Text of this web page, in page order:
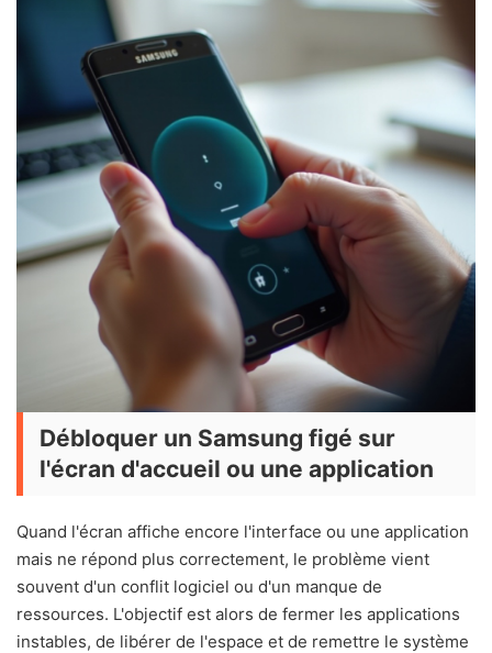
Débloquer un Samsung figé sur
l'écran d'accueil ou une application
Quand l'écran affiche encore l'interface ou une application
mais ne répond plus correctement, le problème vient
souvent d'un conflit logiciel ou d'un manque de
ressources. L'objectif est alors de fermer les applications
instables, de libérer de l'espace et de remettre le système